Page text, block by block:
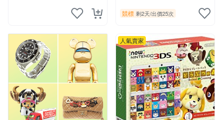
競標 剩2天/出價25次
人氣賣家